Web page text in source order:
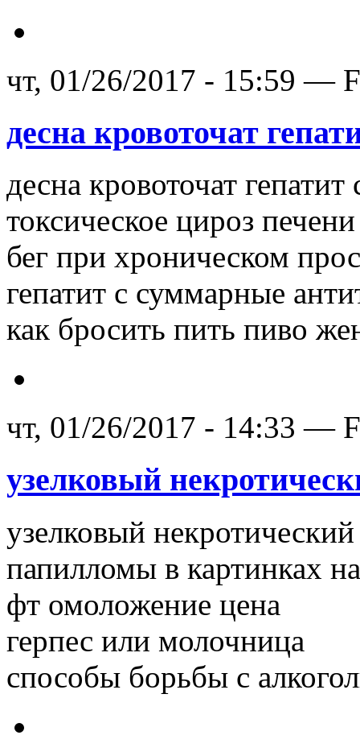
чт, 01/26/2017 - 15:59 —
десна кровоточат
десна кровоточат гепатит
токсическое цироз
бег при хроническом
гепатит с суммарные
как бросить пить пиво
чт, 01/26/2017 - 14:33 —
узелковый
узелковый
папилломы в картинках
фт омоложение цена
герпес или молочница
способы борьбы с